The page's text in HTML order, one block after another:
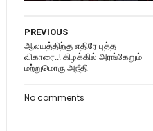
PREVIOUS
ஆலயத்திற்கு எதிரே புத்த
விகாரை..! கிழக்கில் அரங்கேறும்
மற்றுமொரு அநீதி
No comments